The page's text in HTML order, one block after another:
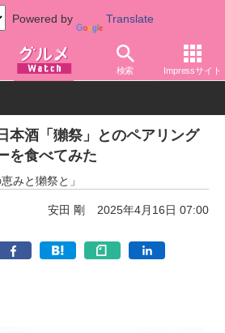
Powered by Translate
検索 Impressサイト
ストラン ロイヤルホスト
本酒「獺祭」とのペアリング
を食べてみた
みと獺祭と」
安田 剛 2025年4月16日 07:00